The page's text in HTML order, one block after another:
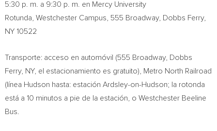
5:30 p. m. a 9:30 p. m. en Mercy University
Rotunda, Westchester Campus, 555 Broadway, Dobbs Ferry,
NY 10522
Transporte: acceso en automóvil (555 Broadway, Dobbs
Ferry, NY, el estacionamiento es gratuito), Metro North Railroad
(línea Hudson hasta: estación Ardsley-on-Hudson; la rotonda
está a 10 minutos a pie de la estación, o Westchester Beeline
Bus.